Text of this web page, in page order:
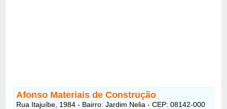
Afonso Materiais de Construção
Rua Itajuíbe, 1984 - Bairro: Jardim Nelia - CEP: 08142-000